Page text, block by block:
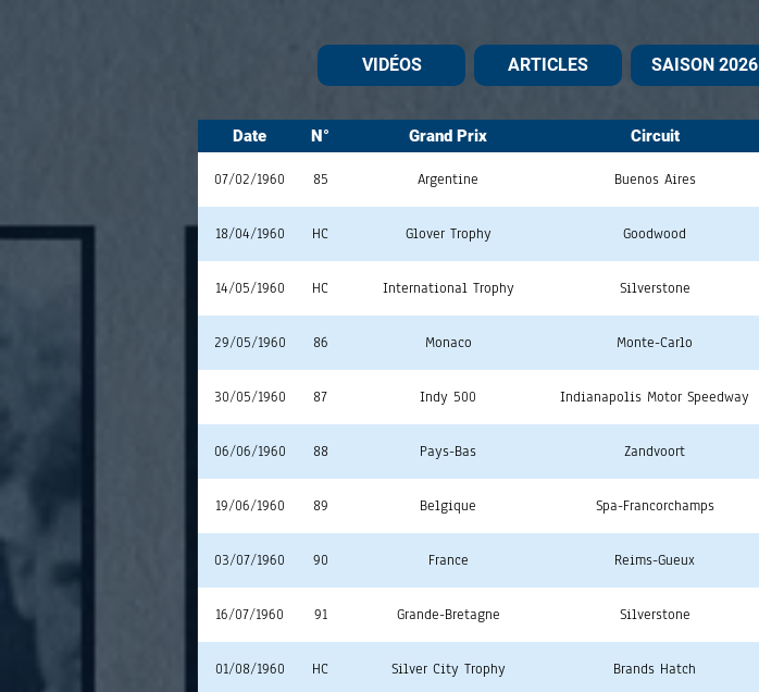
VIDÉOS ARTICLES SAISON 2026
Date N° Grand Prix Circuit
07/02/1960 85 Argentine Buenos Aires
18/04/1960 HC Glover Trophy Goodwood
14/05/1960 HC International Trophy Silverstone
29/05/1960 86 Monaco Monte-Carlo
30/05/1960 87 Indy 500 Indianapolis Motor Speedway
06/06/1960 88 Pays-Bas Zandvoort
19/06/1960 89 Belgique Spa-Francorchamps
03/07/1960 90 France Reims-Gueux
16/07/1960 91 Grande-Bretagne Silverstone
01/08/1960 HC Silver City Trophy Brands Hatch